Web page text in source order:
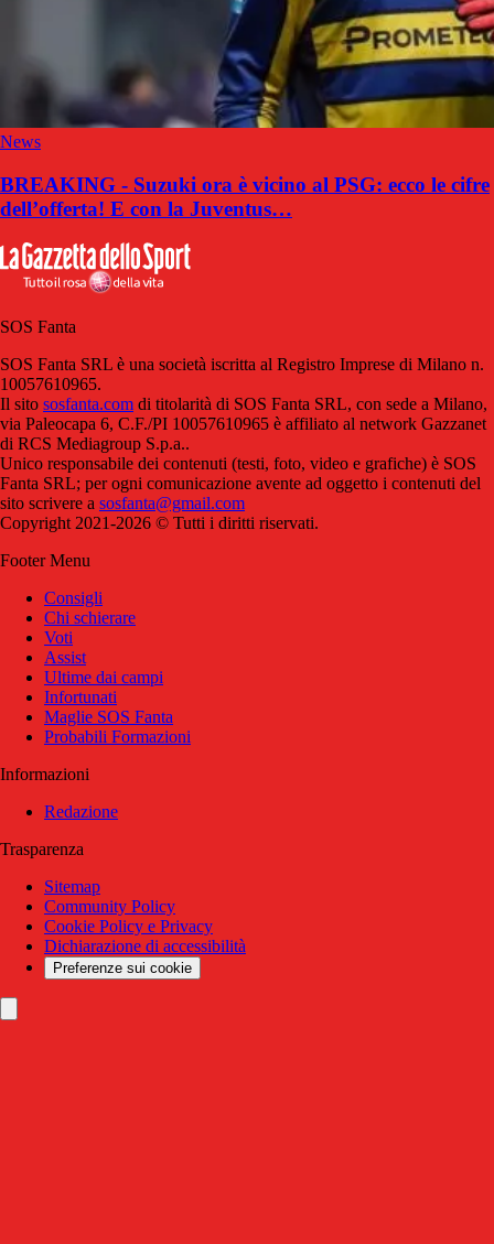
News
BREAKING - Suzuki ora è vicino al PSG: ecco le cifre
dell’offerta! E con la Juventus…
SOS Fanta
SOS Fanta SRL è una società iscritta al Registro Imprese di Milano n.
10057610965.
Il sito sosfanta.com di titolarità di SOS Fanta SRL, con sede a Milano,
via Paleocapa 6, C.F./PI 10057610965 è affiliato al network Gazzanet
di RCS Mediagroup S.p.a..
Unico responsabile dei contenuti (testi, foto, video e grafiche) è SOS
Fanta SRL; per ogni comunicazione avente ad oggetto i contenuti del
sito scrivere a sosfanta@gmail.com
Copyright 2021-2026 © Tutti i diritti riservati.
Footer Menu
Consigli
Chi schierare
Voti
Assist
Ultime dai campi
Infortunati
Maglie SOS Fanta
Probabili Formazioni
Informazioni
Redazione
Trasparenza
Sitemap
Community Policy
Cookie Policy e Privacy
Dichiarazione di accessibilità
Preferenze sui cookie